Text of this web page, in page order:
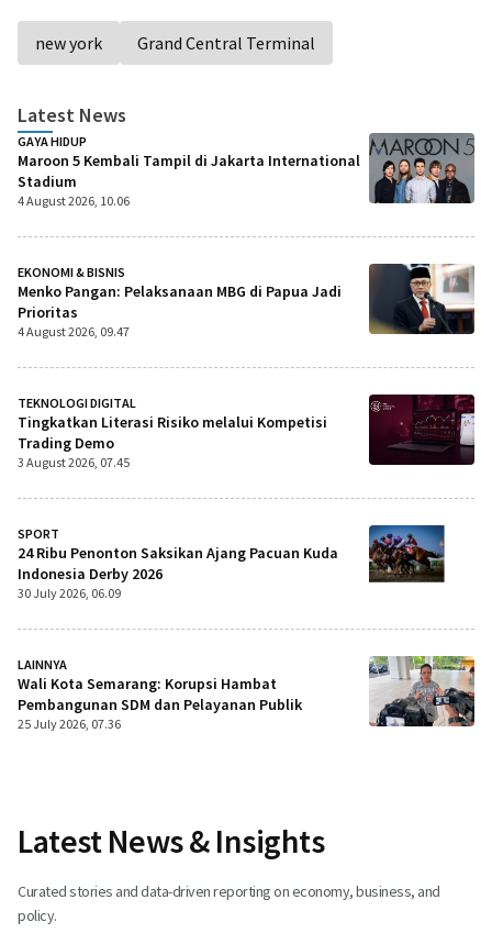
new york Grand Central Terminal
Latest News
GAYA HIDUP
Maroon 5 Kembali Tampil di Jakarta International
Stadium
4 August 2026, 10.06
EKONOMI & BISNIS
Menko Pangan: Pelaksanaan MBG di Papua Jadi
Prioritas
4 August 2026, 09.47
TEKNOLOGI DIGITAL
Tingkatkan Literasi Risiko melalui Kompetisi
Trading Demo
3 August 2026, 07.45
SPORT
24 Ribu Penonton Saksikan Ajang Pacuan Kuda
Indonesia Derby 2026
30 July 2026, 06.09
LAINNYA
Wali Kota Semarang: Korupsi Hambat
Pembangunan SDM dan Pelayanan Publik
25 July 2026, 07.36
Latest News & Insights
Curated stories and data-driven reporting on economy, business, and
policy.